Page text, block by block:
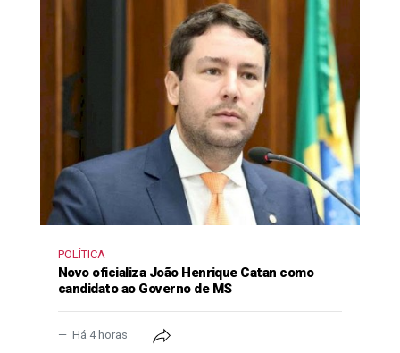
POLÍTICA
Novo oficializa João Henrique Catan como
candidato ao Governo de MS
Há 4 horas